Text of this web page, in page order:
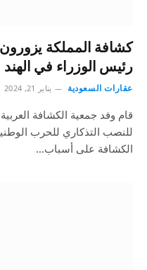
كشافة المملكة
رئيس الوزراء في الهند
عقارات السعودية يناير 21, 2024
قام وفد جمعية الكشافة
للنصب التذكاري للحرب
الكشافة على أسباب…